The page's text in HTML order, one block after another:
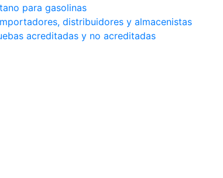
para gasolinas
distribuidores y almacenistas
acreditadas y no acreditadas